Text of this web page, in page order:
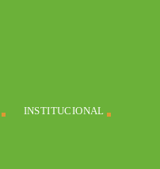
INSTITUCIONAL